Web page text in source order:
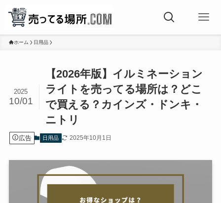
ホーム 日用品
【2026年版】イルミネーション
ライトを売ってる場所は？どこ
で買える？カインズ・ドンキ・
ニトリ
2025
10/01
広告 日用品 2025年10月1日